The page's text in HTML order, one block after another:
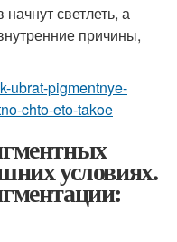
светлеть, а
причины,
ubrat-pigmentnye-
chto-eto-takoe
условиях.